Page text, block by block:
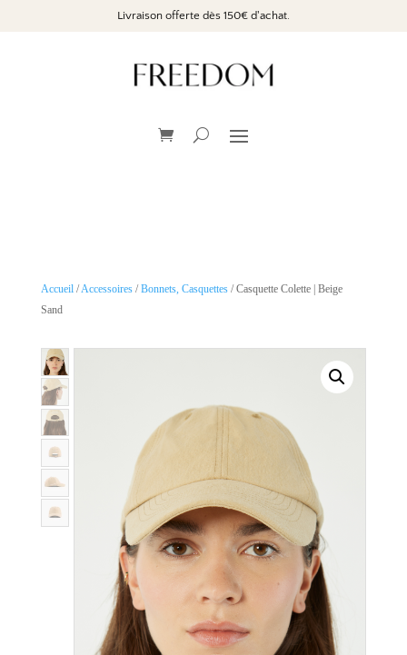
Livraison offerte dès 150€ d'achat.
Accueil/Accessoires/Bonnets, Casquettes/ Casquette Colette | Beige
Sand